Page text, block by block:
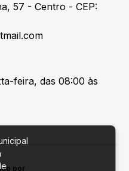
57 - Centro - CEP:
feira, das 08:00 às
por